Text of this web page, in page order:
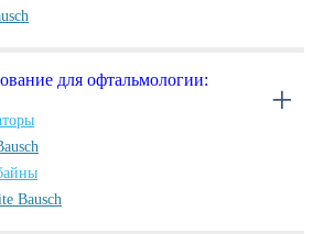
для офтальмологии:
Bausch